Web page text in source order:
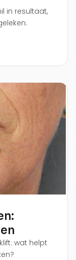
in resultaat,
wat helpt